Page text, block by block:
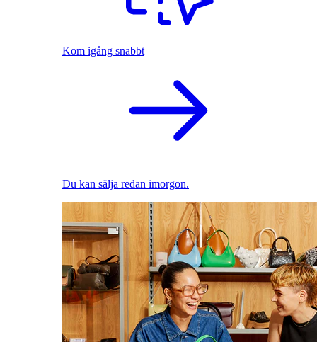
Kom igång snabbt
Du kan sälja redan imorgon.